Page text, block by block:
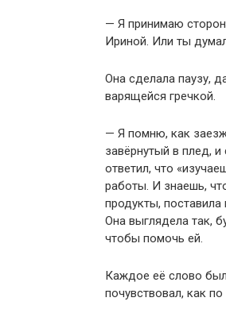
— Я принимаю
Ириной. Или ты
Она сделала паузу,
варящейся гречкой.
— Я помню, как
завёрнутый в плед,
ответил, что
работы. И знаешь,
продукты, поставила
Она выглядела так,
чтобы помочь ей.
Каждое её слово
почувствовал, как